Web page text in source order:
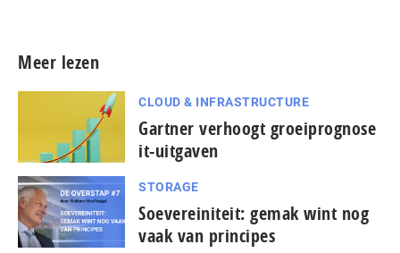
Meer lezen
CLOUD & INFRASTRUCTURE
Gartner verhoogt groeiprognose
it-uitgaven
STORAGE
Soevereiniteit: gemak wint nog
vaak van principes